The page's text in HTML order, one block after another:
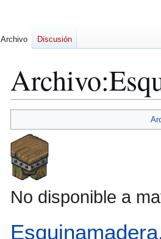
Archivo:
a
la
navegación
a
la
búsqueda
No disponible a
Archivo Discusión